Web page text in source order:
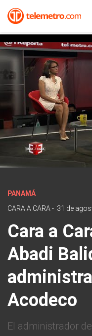
PANAMÁ
CARA A CARA - 31 de
Cara a
Abadi
Acodeco
El administrador